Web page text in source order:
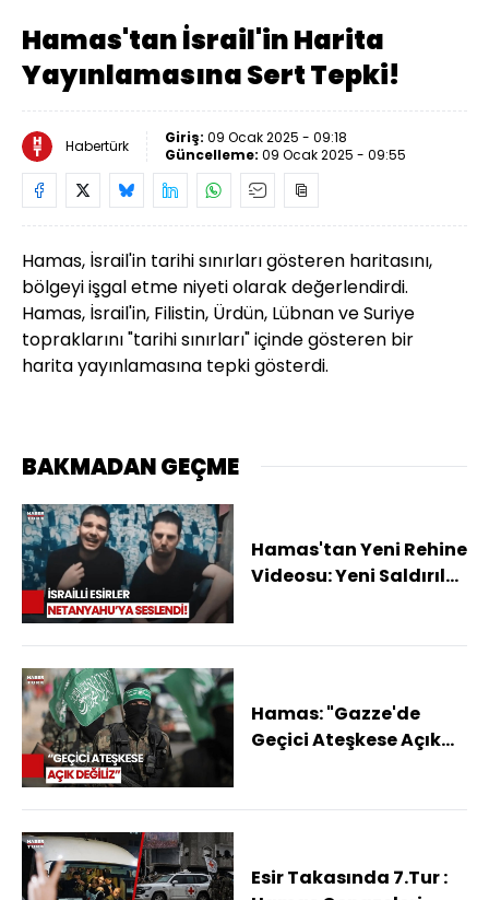
Hamas'tan İsrail'in Harita
Yayınlamasına Sert Tepki!
Habertürk Giriş: 09 Ocak 2025 - 09:18
Güncelleme: 09 Ocak 2025 - 09:55
Hamas, İsrail'in tarihi sınırları gösteren haritasını,
bölgeyi işgal etme niyeti olarak değerlendirdi.
Hamas, İsrail'in, Filistin, Ürdün, Lübnan ve Suriye
topraklarını "tarihi sınırları" içinde gösteren bir
harita yayınlamasına tepki gösterdi.
BAKMADAN GEÇME
Hamas'tan Yeni Rehine
Videosu: Yeni Saldırılar
Hamas: "Gazze'de
Geçici Ateşkese Açık
Esir Takasında 7.Tur :